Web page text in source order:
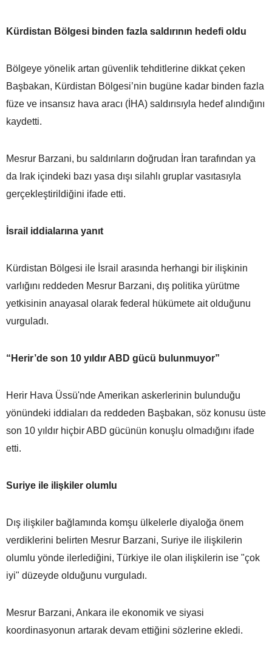
Kürdistan Bölgesi binden fazla saldırının hedefi oldu
Bölgeye yönelik artan güvenlik tehditlerine dikkat çeken
Başbakan, Kürdistan Bölgesi’nin bugüne kadar binden fazla
füze ve insansız hava aracı (İHA) saldırısıyla hedef alındığını
kaydetti.
Mesrur Barzani, bu saldırıların doğrudan İran tarafından ya
da Irak içindeki bazı yasa dışı silahlı gruplar vasıtasıyla
gerçekleştirildiğini ifade etti.
İsrail iddialarına yanıt
Kürdistan Bölgesi ile İsrail arasında herhangi bir ilişkinin
varlığını reddeden Mesrur Barzani, dış politika yürütme
yetkisinin anayasal olarak federal hükümete ait olduğunu
vurguladı.
“Herir’de son 10 yıldır ABD gücü bulunmuyor”
Herir Hava Üssü'nde Amerikan askerlerinin bulunduğu
yönündeki iddiaları da reddeden Başbakan, söz konusu üste
son 10 yıldır hiçbir ABD gücünün konuşlu olmadığını ifade
etti.
Suriye ile ilişkiler olumlu
Dış ilişkiler bağlamında komşu ülkelerle diyaloğa önem
verdiklerini belirten Mesrur Barzani, Suriye ile ilişkilerin
olumlu yönde ilerlediğini, Türkiye ile olan ilişkilerin ise "çok
iyi" düzeyde olduğunu vurguladı.
Mesrur Barzani, Ankara ile ekonomik ve siyasi
koordinasyonun artarak devam ettiğini sözlerine ekledi.